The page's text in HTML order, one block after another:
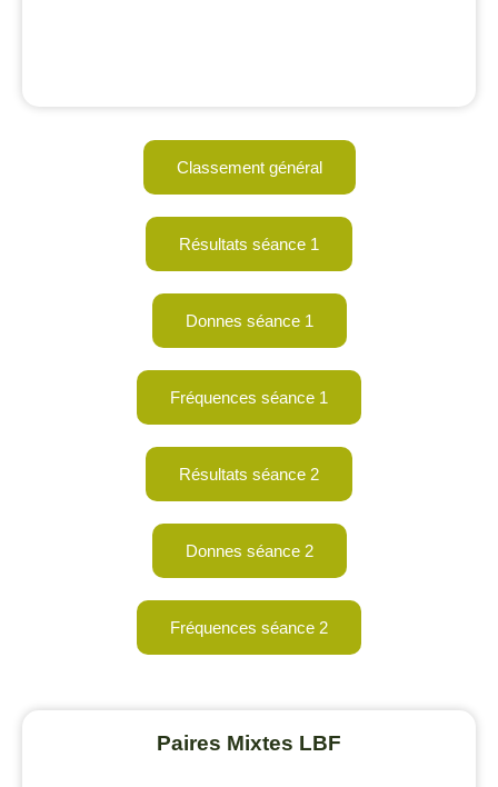
Classement général
Résultats séance 1
Donnes séance 1
Fréquences séance 1
Résultats séance 2
Donnes séance 2
Fréquences séance 2
Paires Mixtes LBF